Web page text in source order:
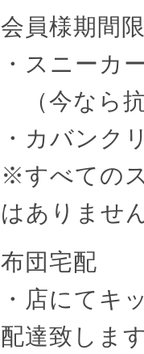
会員様期間
・スニーカ
（今なら
・カバン
※すべての
はありませ
布団宅配
・店にてキ
配達致しま